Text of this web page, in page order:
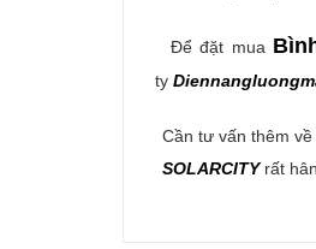
Để đặt mua
ty
Cần tư vấn thêm
SOLARCITYrất